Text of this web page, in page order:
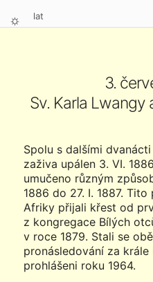
⛭ lat
3.
Sv. Karla Lwangy
Spolu s dalšími
zaživa upálen 3. VI.
umučeno různým
1886 do 27. I. 1887.
Afriky přijali křest od
z kongregace Bílých
v roce 1879. Stali se
pronásledování za
prohlášeni roku 1964.